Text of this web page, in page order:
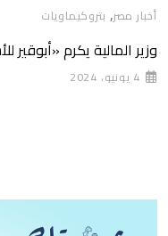
أخبار مصر, بتروكيماويات
وزير المالية يكرم
4 يونيو، 2024